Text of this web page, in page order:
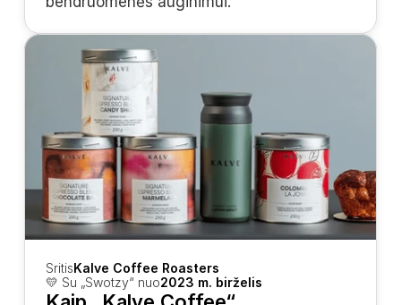
SritisKalve Coffee Roasters
💛 Su „Swotzy“ nuo2023 m. birželis